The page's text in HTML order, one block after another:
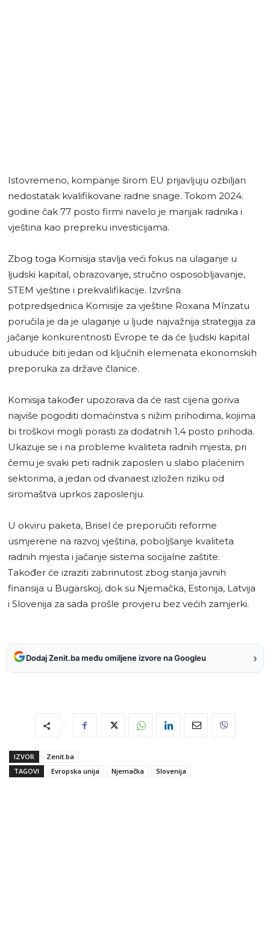
Istovremeno, kompanije širom EU prijavljuju ozbiljan
nedostatak kvalifikovane radne snage. Tokom 2024.
godine čak 77 posto firmi navelo je manjak radnika i
vještina kao prepreku investicijama.
Zbog toga Komisija stavlja veći fokus na ulaganje u
ljudski kapital, obrazovanje, stručno osposobljavanje,
STEM vještine i prekvalifikacije. Izvršna
potpredsjednica Komisije za vještine Roxana Mînzatu
poručila je da je ulaganje u ljude najvažnija strategija za
jačanje konkurentnosti Evrope te da će ljudski kapital
ubuduće biti jedan od ključnih elemenata ekonomskih
preporuka za države članice.
Komisija također upozorava da će rast cijena goriva
najviše pogoditi domaćinstva s nižim prihodima, kojima
bi troškovi mogli porasti za dodatnih 1,4 posto prihoda.
Ukazuje se i na probleme kvaliteta radnih mjesta, pri
čemu je svaki peti radnik zaposlen u slabo plaćenim
sektorima, a jedan od dvanaest izložen riziku od
siromaštva uprkos zaposlenju.
U okviru paketa, Brisel će preporučiti reforme
usmjerene na razvoj vještina, poboljšanje kvaliteta
radnih mjesta i jačanje sistema socijalne zaštite.
Također će izraziti zabrinutost zbog stanja javnih
finansija u Bugarskoj, dok su Njemačka, Estonija, Latvija
i Slovenija za sada prošle provjeru bez većih zamjerki.
Dodaj Zenit.ba među omiljene izvore na Googleu ›
IZVOR
Zenit.ba
TAGOVI
Evropska unija Njemačka Slovenija